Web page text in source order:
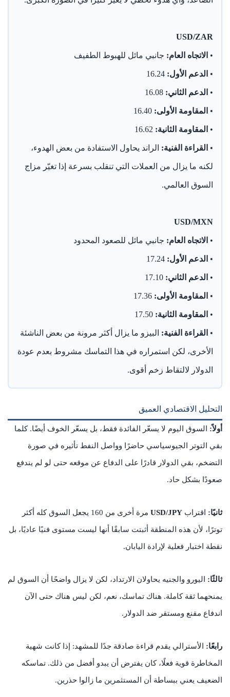
USD/ZAR
• الاتجاه العام: جانبي مائل للهبوط الطفيف
• الدعم الأول:
• الدعم الثاني:
• المقاومة الأولى:
• المقاومة الثانية:
• القراءة الفنية: الراند يحاول الاستفادة من بعض الهدوء،
لكنه ما يزال من العملات التي تنقلب بسرعة إذا تغيّر مزاج
السوق العالمي.
USD/MXN
• الاتجاه العام: جانبي مائل للصعود المحدود
• الدعم الأول:
• الدعم الثاني:
• المقاومة الأولى:
• المقاومة الثانية:
• القراءة الفنية: البيزو ما يزال أكثر مرونة من بعض الناشئة
الأخرى، لكن استمراره في هذا التماسك مشروط بعدم عودة
الدولار لالتقاط زخم أقوى.
التحليل الاقتصادي العميق
أولاً: السوق اليوم لا يسعّر الفائدة فقط، بل يسعّر الخوف أيضًا. كلما
بقي التوتر الجيوسياسي حاضرًا وواصل النفط تأثيره في صورة
التضخم، بقي الدولار قادرًا على الدفاع عن موقعه حتى لو لم يندفع
صعودًا بشكل حاد.
ثانيًا: اقتراب USD/JPY مرة أخرى من 160 يجعل السوق كله أكثر
توترًا، لأن هذه المنطقة أثبتت سابقًا أنها ليست مستوى فنيًا عاديًا، بل
نقطة اختبار فعلية لإرادة اليابان.
ثالثًا: اليورو والجنيه يحاولان الارتداد، لكن لا يزال واضحًا أن السوق لم
يمنحهما ثقة كاملة. هناك تماسك، نعم، لكن ليس هناك حتى الآن
اندفاع مقنع ومستقر ضد الدولار.
رابعًا: الأسترالي يقدم قراءة صادقة جدًا للمشهد: إذا كانت شهية
المخاطرة قوية فعلًا، كان يفترض أن يبدو أفضل من ذلك. تماسكه
الضعيف يعني ببساطة أن المستثمرين ما زالوا حذرين.